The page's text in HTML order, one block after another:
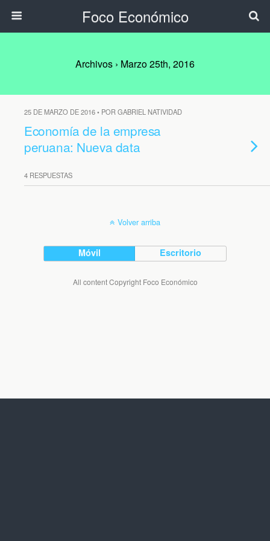
Foco Económico
Archivos › Marzo 25th, 2016
25 DE MARZO DE 2016 • POR GABRIEL NATIVIDAD
Economía de la empresa
peruana: Nueva data
4 RESPUESTAS
Volver arriba
Móvil Escritorio
All content Copyright Foco Económico